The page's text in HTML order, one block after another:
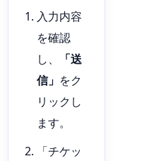
入力内容
を確認
し、
「送
信」 をク
リックし
ます。
「チケッ